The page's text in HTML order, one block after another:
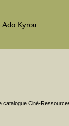
Ado Kyrou
catalogue Ciné-